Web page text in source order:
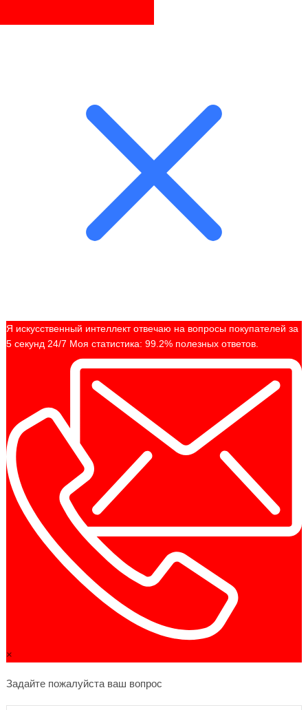
Я искусственный интеллект отвечаю на вопросы покупателей за
5 секунд 24/7 Моя статистика: 99.2% полезных ответов.
×
Задайте пожалуйста ваш вопрос